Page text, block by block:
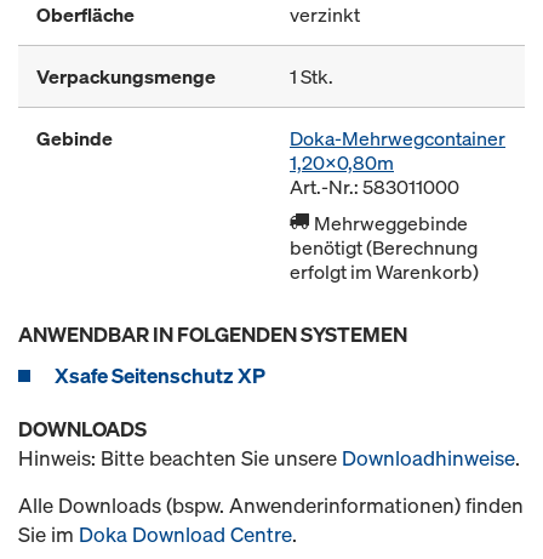
Oberfläche verzinkt
Verpackungsmenge 1 Stk.
Gebinde
Doka-Mehrwegcontainer
1,20x0,80m
Art.-Nr.: 583011000
Mehrweggebinde
benötigt (Berechnung
erfolgt im Warenkorb)
ANWENDBAR IN FOLGENDEN SYSTEMEN
Xsafe Seitenschutz XP
DOWNLOADS
Hinweis: Bitte beachten Sie unsere Downloadhinweise.
Alle Downloads (bspw. Anwenderinformationen) finden
Sie im Doka Download Centre.